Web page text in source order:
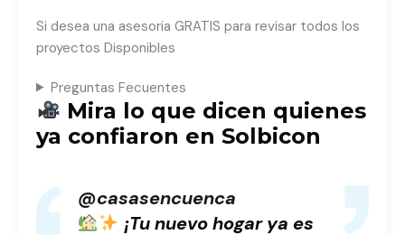
Si desea una asesoria GRATIS para revisar todos los
proyectos Disponibles
Preguntas Fecuentes
Mira lo que dicen quienes
ya confiaron en Solbicon
@casasencuenca
¡Tu nuevo hogar ya es